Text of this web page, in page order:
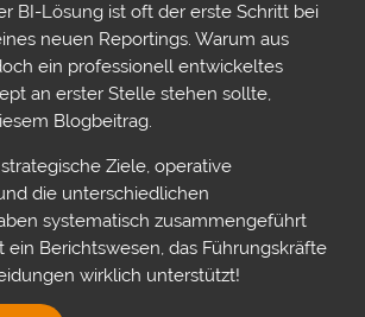
BI-Lösung ist oft der erste Schritt bei
neuen Reportings. Warum aus
ein professionell entwickeltes
an erster Stelle stehen sollte,
Blogbeitrag.
Ziele, operative
die unterschiedlichen
systematisch zusammengeführt
Berichtswesen, das Führungskräfte
wirklich unterstützt!